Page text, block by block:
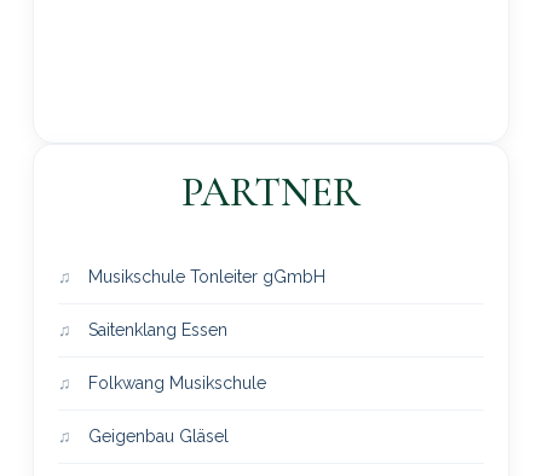
PARTNER
Musikschule Tonleiter gGmbH
Saitenklang Essen
Folkwang Musikschule
Geigenbau Gläsel